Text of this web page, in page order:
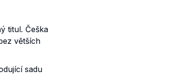
titul. Češka
větších
sadu